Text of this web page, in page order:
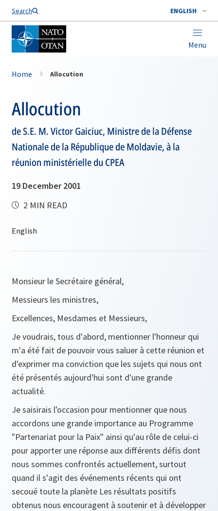
Search ENGLISH
Menu
Home Allocution
Allocution
de S.E. M. Victor Gaiciuc, Ministre de la Défense
Nationale de la République de Moldavie, à la
réunion ministérielle du CPEA
19 December 2001
2 MIN READ
Monsieur le Secrétaire général,
Messieurs les ministres,
Excellences, Mesdames et Messieurs,
Je voudrais, tous d'abord, mentionner l'honneur qui
m'a été fait de pouvoir vous saluer à cette réunion et
d'exprimer ma conviction que les sujets qui nous ont
été présentés aujourd'hui sont d'une grande
actualité.
Je saisirais l'occasion pour mentionner que nous
accordons une grande importance au Programme
"Partenariat pour la Paix" ainsi qu'au rôle de celui-ci
pour apporter une réponse aux différents défis dont
nous sommes confrontés actuellement, surtout
quand il s'agit des événements récents qui ont
secoué toute la planète Les résultats positifs
obtenus nous encouragent à soutenir et à développer